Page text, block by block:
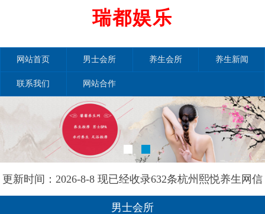
瑞都娱乐
网站首页 男士会所 养生会所 养生新闻
联系我们 网站合作
更新时间：2026-8-8 现已经收录632条杭州熙悦养生网信
息
男士会所